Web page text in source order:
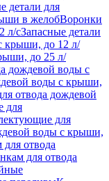
детали для
в желобВоронки
л/сЗапасные детали
крыши, до 12 л/
до 25 л/
дождевой воды с
воды с крыши,
отвода дождевой
для
для
воды с крыши,
отвода
для отвода